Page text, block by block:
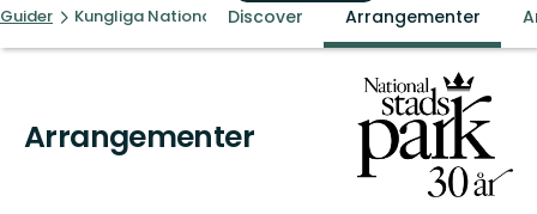
Guider Kungliga Nationalstadsparken
Discover Arrangementer
Arrangementer